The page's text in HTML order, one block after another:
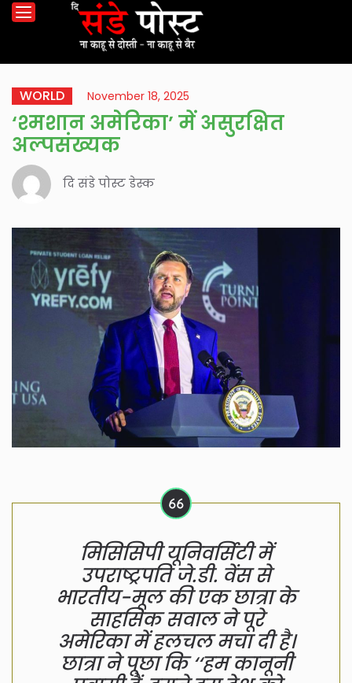
WORLD November 18, 2025
‘श्मशान अमेरिका’ में असुरक्षित
अल्पसंख्यक
दि संडे पोस्ट डेस्क
मिसिसिपी यूनिवर्सिटी में
उपराष्ट्रपति जे.डी. वेंस से
भारतीय-मूल की एक छात्रा के
साहसिक सवाल ने पूरे
अमेरिका में हलचल मचा दी है।
छात्रा ने पूछा कि ‘‘हम कानूनी